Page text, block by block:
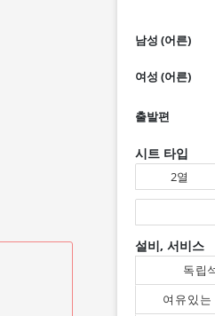
남성 (어른)
여성 (어른)
출발편
시트 타입
2열
설비, 서비스
독립
여유있는